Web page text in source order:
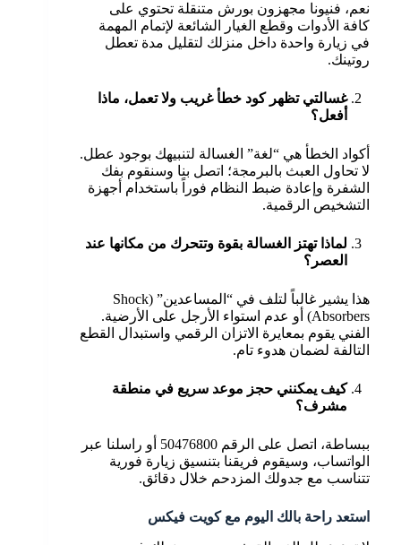
نعم، فنيونا مجهزون بورش متنقلة تحتوي على
كافة الأدوات وقطع الغيار الشائعة لإتمام المهمة
في زيارة واحدة داخل منزلك لتقليل مدة تعطل
روتينك.
غسالتي تظهر كود خطأ غريب ولا تعمل، ماذا
أفعل؟
أكواد الخطأ هي “لغة” الغسالة لتنبيهك بوجود عطل.
لا تحاول العبث بالبرمجة؛ اتصل بنا وسنقوم بفك
الشفرة وإعادة ضبط النظام فوراً باستخدام أجهزة
التشخيص الرقمية.
لماذا تهتز الغسالة بقوة وتتحرك من مكانها عند
العصر؟
هذا يشير غالباً لتلف في “المساعدين” (Shock
Absorbers) أو عدم استواء الأرجل على الأرضية.
الفني يقوم بمعايرة الاتزان الرقمي واستبدال القطع
التالفة لضمان هدوء تام.
كيف يمكنني حجز موعد سريع في منطقة
مشرف؟
ببساطة، اتصل على الرقم 50476800 أو راسلنا عبر
الواتساب، وسيقوم فريقنا بتنسيق زيارة فورية
تتناسب مع جدولك المزدحم خلال دقائق.
استعد راحة بالك اليوم مع كويت فيكس